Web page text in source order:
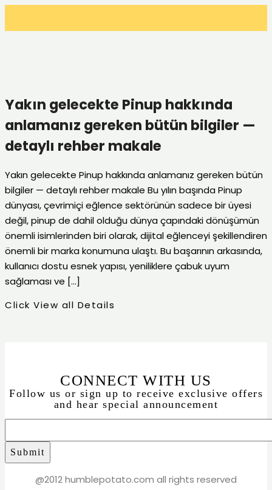
Yakın gelecekte Pinup hakkında
anlamanız gereken bütün bilgiler —
detaylı rehber makale
Yakın gelecekte Pinup hakkında anlamanız gereken bütün
bilgiler — detaylı rehber makale Bu yılın başında Pinup
dünyası, çevrimiçi eğlence sektörünün sadece bir üyesi
değil, pinup de dahil olduğu dünya çapındaki dönüşümün
önemli isimlerinden biri olarak, dijital eğlenceyi şekillendiren
önemli bir marka konumuna ulaştı. Bu başarının arkasında,
kullanıcı dostu esnek yapısı, yeniliklere çabuk uyum
sağlaması ve […]
Click View all Details
CONNECT WITH US
Follow us or sign up to receive exclusive offers
and hear special announcement
@2012 humblepotato.com all rights reserved